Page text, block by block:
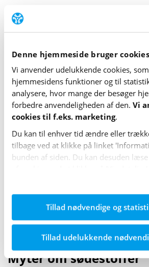
Denne hjemmeside bruger cookies
Vi anvender udelukkende cookies,
hjemme­sidens funktioner og til
analysere, hvor mange der besøger
forbedre anvende­lig­heden af den. Vi
cookies til f.eks. marketing.
Du kan til enhver tid ændre eller
tilbage ved at klikke på linket
bunden af siden. Du kan desuden
Tillad nødvendige og
Tillad udelukkende
fastholde sin vægt.
De anbefalinger gælder dog ikke for
Generelt er det en god idé at
af søde sager, men for personer
sødestoffer i nogle sammenhænge
alternativ til sukkerholdige føde- og
Det vil især være relevant i
indeholder store mængder sukker.
vand, yoghurt eller saft. I produkter,
sødme, f.eks. marmelade, kan man
Læs mere omWHO's
og diabeteshos
Myter om sødestoffer